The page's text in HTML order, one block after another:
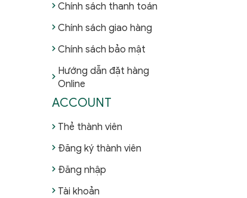
Chính sách thanh toán
Chính sách giao hàng
Chính sách bảo mật
Hướng dẫn đặt hàng
Online
ACCOUNT
Thẻ thành viên
Đăng ký thành viên
Đăng nhập
Tài khoản